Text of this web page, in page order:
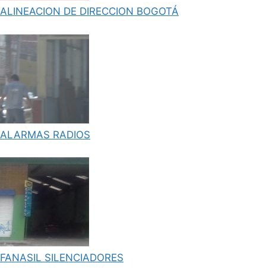
ALINEACION DE DIRECCION BOGOTÁ
ALARMAS RADIOS
FANASIL SILENCIADORES